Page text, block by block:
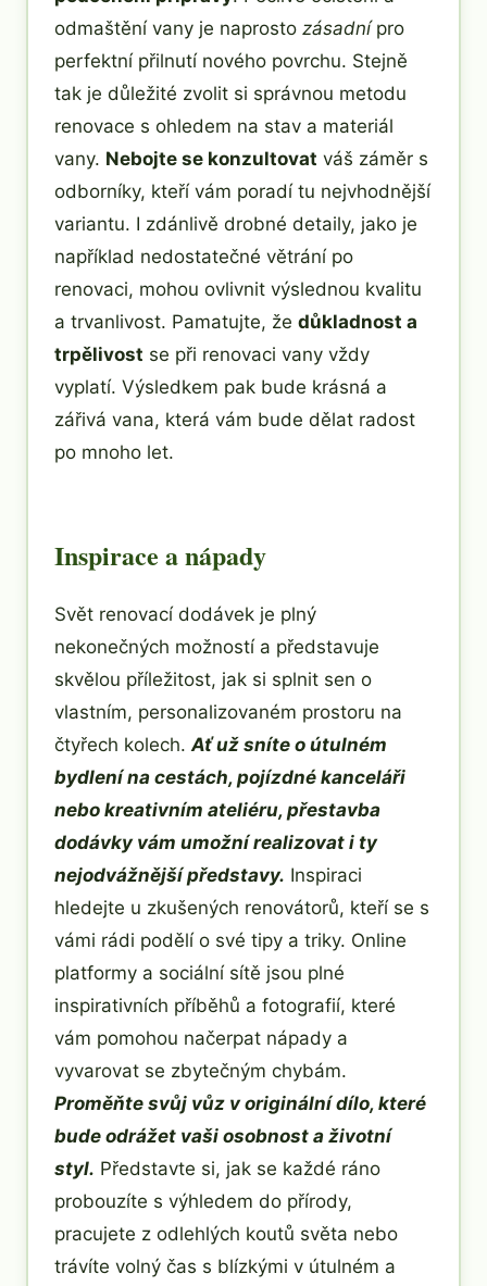
odmaštění vany je naprosto zásadnípro
perfektní přilnutí nového povrchu. Stejně
tak je důležité zvolit si správnou metodu
renovace s ohledem na stav a materiál
vany. Nebojte se konzultovat váš záměr s
odborníky, kteří vám poradí tu nejvhodnější
variantu. I zdánlivě drobné detaily, jako je
například nedostatečné větrání po
renovaci, mohou ovlivnit výslednou kvalitu
a trvanlivost. Pamatujte, že důkladnost a
trpělivost se při renovaci vany vždy
vyplatí. Výsledkem pak bude krásná a
zářivá vana, která vám bude dělat radost
po mnoho let.
Inspirace a nápady
Svět renovací dodávek je plný
nekonečných možností a představuje
skvělou příležitost, jak si splnit sen o
vlastním, personalizovaném prostoru na
čtyřech kolech.Ať už sníte o útulném
bydlení na cestách, pojízdné kanceláři
nebo kreativním ateliéru, přestavba
dodávky vám umožní realizovat i ty
nejodvážnější představy. Inspiraci
hledejte u zkušených renovátorů, kteří se s
vámi rádi podělí o své tipy a triky. Online
platformy a sociální sítě jsou plné
inspirativních příběhů a fotografií, které
vám pomohou načerpat nápady a
vyvarovat se zbytečným chybám.
Proměňte svůj vůz v originální dílo, které
bude odrážet vaši osobnost a životní
styl. Představte si, jak se každé ráno
probouzíte s výhledem do přírody,
pracujete z odlehlých koutů světa nebo
trávíte volný čas s blízkými v útulném a